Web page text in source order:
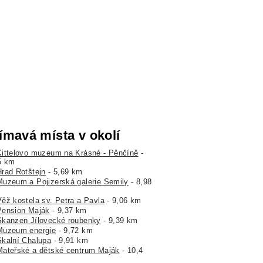
místa v okolí
muzeum na Krásné - Pěnčíně -
km
Rotštejn - 5,69 km
a Pojizerská galerie Semily - 8,98
kostela sv. Petra a Pavla- 9,06 km
Maják - 9,37 km
Jílovecké roubenky - 9,39 km
energie - 9,72 km
Chalupa- 9,91 km
a dětské centrum Maják - 10,4